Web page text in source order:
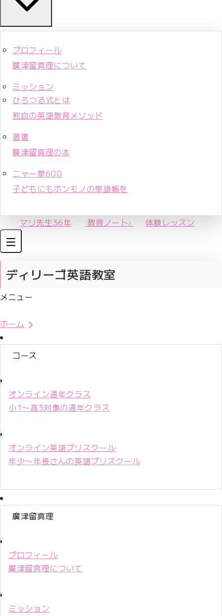
プロフィール
廣津留真理について
ミッション
ひろつる式とは
独自の英語教育メソッド
著書
廣津留真理の本
ニャー単600
子どもにもホンモノの単語帳を
マリ先生36年 教育ノート› 体験レッスン
ディリーゴ英語教室
メニュー
ホーム
コース
オンライン通年クラス
小1〜高3対象の通年クラス
オンライン英語プリスクール
年少〜年長さんの英語プリスクール
廣津留真理
プロフィール
廣津留真理について
ミッション